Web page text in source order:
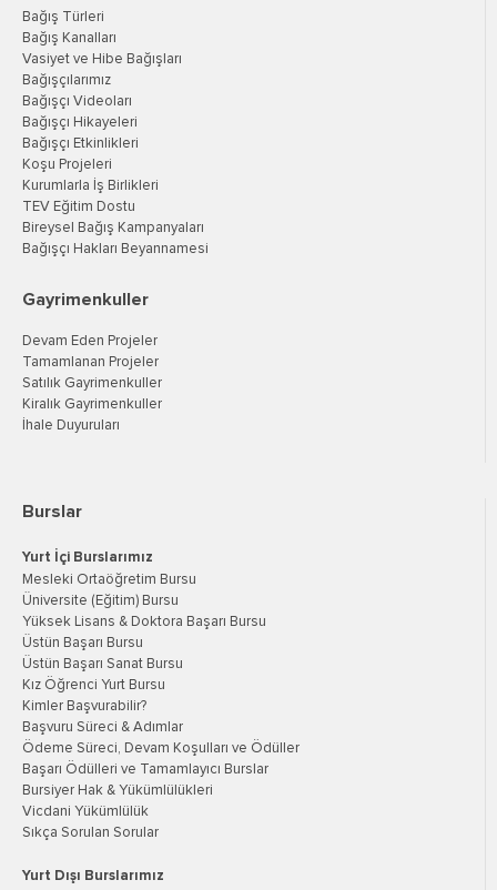
Bağış Türleri
Bağış Kanalları
Vasiyet ve Hibe Bağışları
Bağışçılarımız
Bağışçı Videoları
Bağışçı Hikayeleri
Bağışçı Etkinlikleri
Koşu Projeleri
Kurumlarla İş Birlikleri
TEV Eğitim Dostu
Bireysel Bağış Kampanyaları
Bağışçı Hakları Beyannamesi
Gayrimenkuller
Devam Eden Projeler
Tamamlanan Projeler
Satılık Gayrimenkuller
Kiralık Gayrimenkuller
İhale Duyuruları
Burslar
Yurt İçi Burslarımız
Mesleki Ortaöğretim Bursu
Üniversite (Eğitim) Bursu
Yüksek Lisans & Doktora Başarı Bursu
Üstün Başarı Bursu
Üstün Başarı Sanat Bursu
Kız Öğrenci Yurt Bursu
Kimler Başvurabilir?
Başvuru Süreci & Adımlar
Ödeme Süreci, Devam Koşulları ve Ödüller
Başarı Ödülleri ve Tamamlayıcı Burslar
Bursiyer Hak & Yükümlülükleri
Vicdani Yükümlülük
Sıkça Sorulan Sorular
Yurt Dışı Burslarımız